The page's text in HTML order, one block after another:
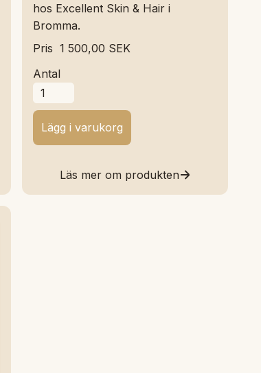
hos Excellent Skin & Hair i
Bromma.
Pris 1 500,00 SEK
Antal
Läs mer om produkten